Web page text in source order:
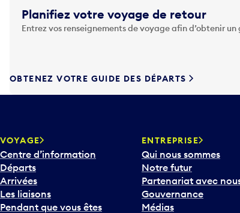
y
e
z
r
u
c
h
e
F
l
Planifiez votre voyage de retour
Entrez vos renseignements de voyage afin d’obtenir
OBTENEZ VOTRE GUIDE DES DÉPARTS
VOYAGE
Centre d’information
Départs
Arrivées
Les liaisons
Pendant que vous êtes
ENTREPRISE
Qui nous sommes
Notre futur
Partenariat avec
Gouvernance
Médias